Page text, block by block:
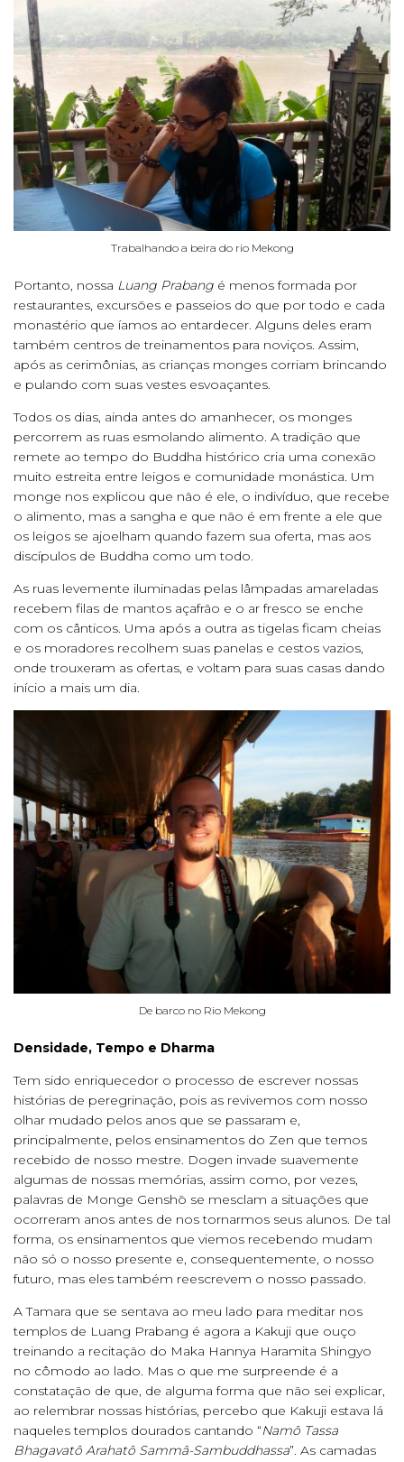
Trabalhando a beira do rio Mekong
Portanto, nossa Luang Prabang é menos formada por
restaurantes, excursões e passeios do que por todo e cada
monastério que íamos ao entardecer. Alguns deles eram
também centros de treinamentos para noviços. Assim,
após as cerimônias, as crianças monges corriam brincando
e pulando com suas vestes esvoaçantes.
Todos os dias, ainda antes do amanhecer, os monges
percorrem as ruas esmolando alimento. A tradição que
remete ao tempo do Buddha histórico cria uma conexão
muito estreita entre leigos e comunidade monástica. Um
monge nos explicou que não é ele, o indivíduo, que recebe
o alimento, mas a sangha e que não é em frente a ele que
os leigos se ajoelham quando fazem sua oferta, mas aos
discípulos de Buddha como um todo.
As ruas levemente iluminadas pelas lâmpadas amareladas
recebem filas de mantos açafrão e o ar fresco se enche
com os cânticos. Uma após a outra as tigelas ficam cheias
e os moradores recolhem suas panelas e cestos vazios,
onde trouxeram as ofertas, e voltam para suas casas dando
início a mais um dia.
De barco no Rio Mekong
Densidade, Tempo e Dharma
Tem sido enriquecedor o processo de escrever nossas
histórias de peregrinação, pois as revivemos com nosso
olhar mudado pelos anos que se passaram e,
principalmente, pelos ensinamentos do Zen que temos
recebido de nosso mestre. Dogen invade suavemente
algumas de nossas memórias, assim como, por vezes,
palavras de Monge Genshō se mesclam a situações que
ocorreram anos antes de nos tornarmos seus alunos. De tal
forma, os ensinamentos que viemos recebendo mudam
não só o nosso presente e, consequentemente, o nosso
futuro, mas eles também reescrevem o nosso passado.
A Tamara que se sentava ao meu lado para meditar nos
templos de Luang Prabang é agora a Kakuji que ouço
treinando a recitação do Maka Hannya Haramita Shingyo
no cômodo ao lado. Mas o que me surpreende é a
constatação de que, de alguma forma que não sei explicar,
ao relembrar nossas histórias, percebo que Kakuji estava lá
naqueles templos dourados cantando “Namô Tassa
Bhagavatô Arahatô Sammâ-Sambuddhassa”. As camadas